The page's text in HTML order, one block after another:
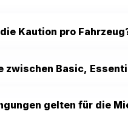
Kaution pro
zwischen Basic,
gelten für die